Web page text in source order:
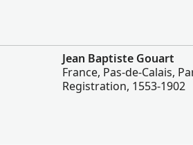
Jean Baptiste Gouart
France, Pas-de-Calais,
Registration, 1553-1902